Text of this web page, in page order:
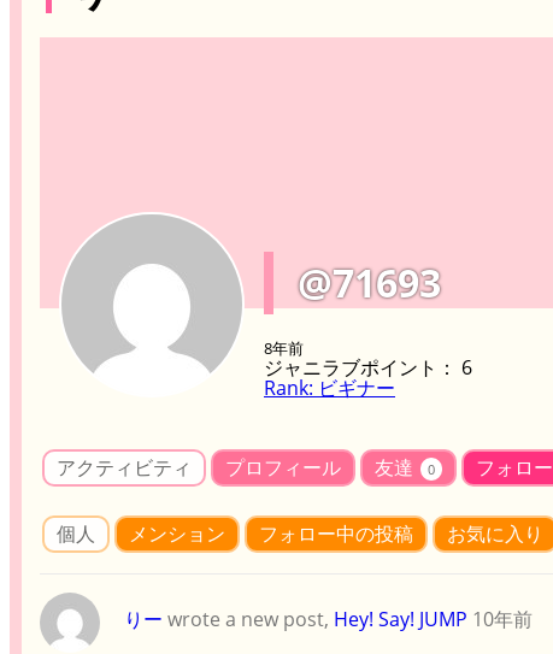
@71693
8年前
ジャニラブポイント： 6
Rank: ビギナー
アクティビティ プロフィール 友達 0 フォロー
個人 メンション フォロー中の投稿 お気に入り
りー wrote a new post, Hey! Say! JUMP 10年前